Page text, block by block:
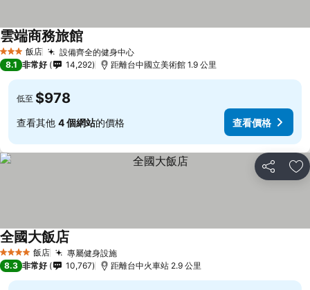
3 星級 飯店 設備齊全的健身中心查看價格
雲端商務旅館
8.1 非常好 14,292 距離台中國立美術館 1.9 公里
低至 $978
查看其他 4 個網站的價格 查看價格
分享 加
4 星級 飯店 專屬健身設施查看價格
全國大飯店
8.3 非常好 10,767 距離台中火車站 2.9 公里